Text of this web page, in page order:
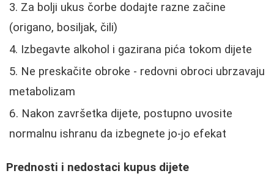
Za bolji ukus čorbe dodajte razne začine
(origano, bosiljak, čili)
Izbegavte alkohol i gazirana pića tokom dijete
Ne preskačite obroke - redovni obroci ubrzavaju
metabolizam
Nakon završetka dijete, postupno uvosite
normalnu ishranu da izbegnete jo-jo efekat
Prednosti i nedostaci kupus dijete